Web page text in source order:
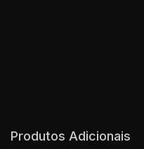
Produtos Adicionais